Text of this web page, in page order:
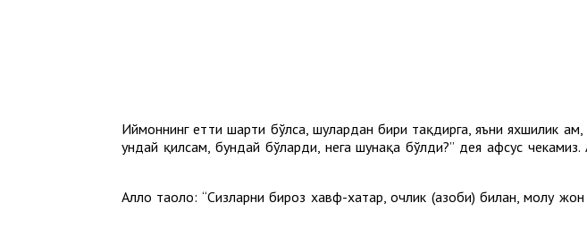
Иймоннинг етти шарти бўлса, шулардан бири тақдирга, яъни яхшилик
ундай қилсам, бундай бўларди, нега шунақа бўлди?” дея афсус
Аллоҳ таоло: “Сизларни бироз хавф-хатар, очлик (азоби) билан, молу